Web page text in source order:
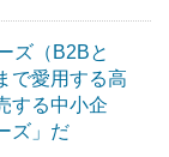
ズ（B2Bと
で愛用する高
する中小企
ズ」だ